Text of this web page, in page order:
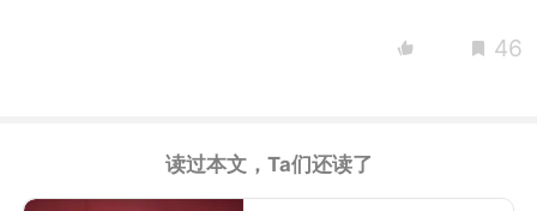
46
读过本文，Ta们还读了